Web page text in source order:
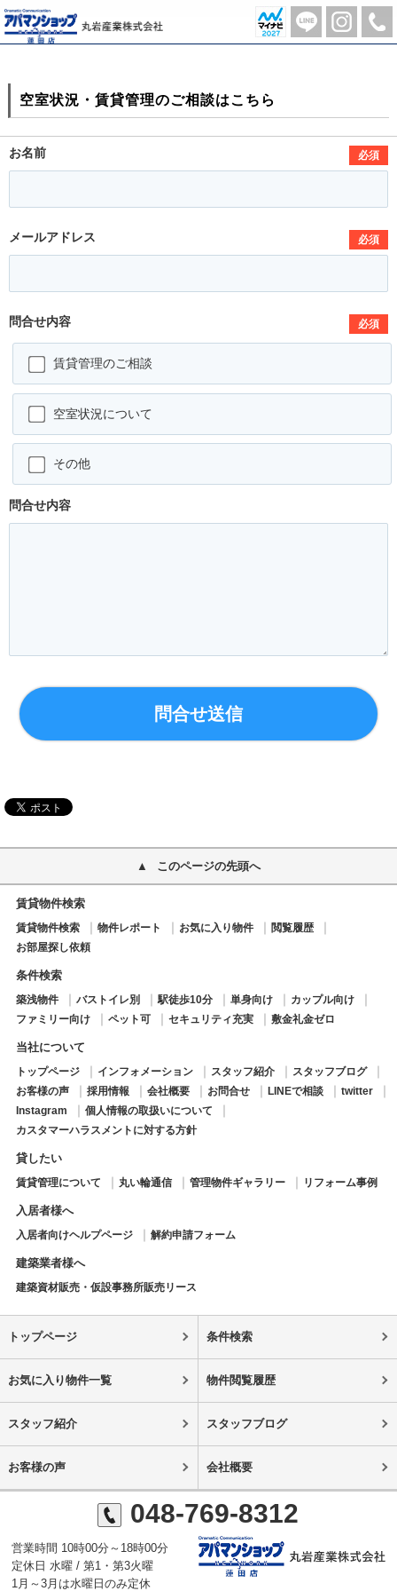
お問合せフォーム 蓮田駅 5分の1LDK賃貸アパート | 蓮田市の不動産のことならアパマンショップ蓮田店-丸岩産業株式会社-
空室状況・賃貸管理のご相談はこちら
お名前 必須
メールアドレス 必須
問合せ内容 必須
賃貸管理のご相談
空室状況について
その他
問合せ内容
問合せ送信
このページの先頭へ
賃貸物件検索
賃貸物件検索 物件レポート お気に入り物件
閲覧履歴
お部屋探し依頼
条件検索
築浅物件 バストイレ別 駅徒歩10分 単身向け
カップル向け
ファミリー向け
ペット可 セキュリティ充実 敷金礼金ゼロ
当社について
トップページ インフォメーション スタッフ紹介
スタッフブログ
お客様の声
採用情報 会社概要 お問合せ LINEで相談
twitter
Instagram
個人情報の取扱いについて
カスタマーハラスメントに対する方針
貸したい
賃貸管理について 丸い輪通信 管理物件ギャラリー リフォーム事例
入居者様へ
入居者向けヘルプページ 解約申請フォーム
建築業者様へ
建築資材販売・仮設事務所販売リース
トップページ 条件検索
お気に入り物件一覧 物件閲覧履歴
スタッフ紹介 スタッフブログ
お客様の声 会社概要
048-769-8312
営業時間 10時00分～18時00分
定休日 水曜 / 第1・第3火曜
1月～3月は水曜日のみ定休